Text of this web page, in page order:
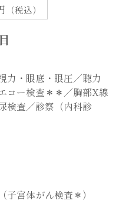
（税込）
力・眼底・眼圧／聴力
コー検査＊＊／胸部X線
検査／診察（内科診
宮体がん検査＊）